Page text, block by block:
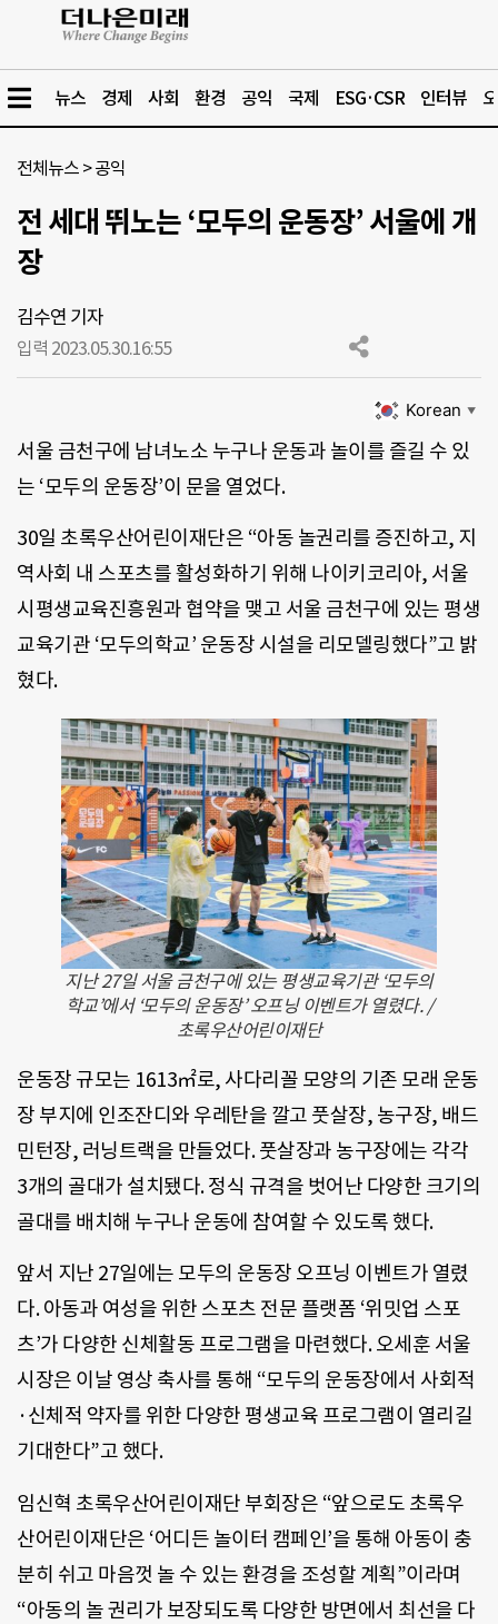
뉴스 경제 사회 환경 공익 국제 ESG·CSR 인터뷰
전체뉴스 >공익
전 세대 뛰노는 ‘모두의 운동장’ 서울에 개
장
김수연 기자
입력 2023.05.30.16:55
Korean ▼
서울 금천구에 남녀노소 누구나 운동과 놀이를 즐길 수 있
는 ‘모두의 운동장’이 문을 열었다.
30일 초록우산어린이재단은 “아동 놀권리를 증진하고, 지
역사회 내 스포츠를 활성화하기 위해 나이키코리아, 서울
시평생교육진흥원과 협약을 맺고 서울 금천구에 있는 평생
교육기관 ‘모두의학교’ 운동장 시설을 리모델링했다”고 밝
혔다.
지난 27일 서울 금천구에 있는 평생교육기관 ‘모두의
학교’에서 ‘모두의 운동장’ 오프닝 이벤트가 열렸다. /
초록우산어린이재단
운동장 규모는 1613㎡로, 사다리꼴 모양의 기존 모래 운동
장 부지에 인조잔디와 우레탄을 깔고 풋살장, 농구장, 배드
민턴장, 러닝트랙을 만들었다. 풋살장과 농구장에는 각각
3개의 골대가 설치됐다. 정식 규격을 벗어난 다양한 크기의
골대를 배치해 누구나 운동에 참여할 수 있도록 했다.
앞서 지난 27일에는 모두의 운동장 오프닝 이벤트가 열렸
다. 아동과 여성을 위한 스포츠 전문 플랫폼 ‘위밋업 스포
츠’가 다양한 신체활동 프로그램을 마련했다. 오세훈 서울
시장은 이날 영상 축사를 통해 “모두의 운동장에서 사회적
·신체적 약자를 위한 다양한 평생교육 프로그램이 열리길
기대한다”고 했다.
임신혁 초록우산어린이재단 부회장은 “앞으로도 초록우
산어린이재단은 ‘어디든 놀이터 캠페인’을 통해 아동이 충
분히 쉬고 마음껏 놀 수 있는 환경을 조성할 계획”이라며
“아동의 놀 권리가 보장되도록 다양한 방면에서 최선을 다